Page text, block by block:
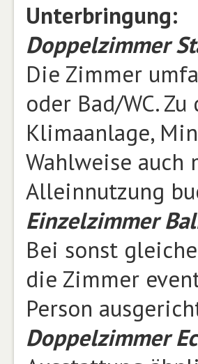
Unterbringung:
Doppelzimmer
Die Zimmer
oder Bad/WC.
Klimaanlage,
Wahlweise auch
Alleinnutzung
Einzelzimmer
Bei sonst
die Zimmer
Person
Doppelzimmer